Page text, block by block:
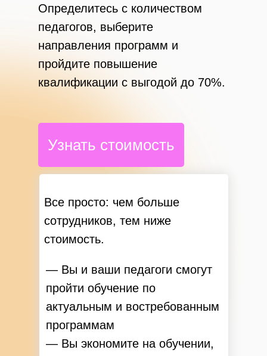
Определитесь с количеством
педагогов, выберите
направления программ и
пройдите повышение
квалификации с выгодой до 70%.
Все просто: чем больше
сотрудников, тем ниже
стоимость.
— Вы и ваши педагоги смогут
пройти обучение по
актуальным и востребованным
программам
— Вы экономите на обучении,
Узнать стоимость